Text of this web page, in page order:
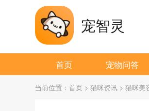
宠智灵
首页 宠物问答
当前位置： 首页 > 猫咪资讯 > 猫咪美